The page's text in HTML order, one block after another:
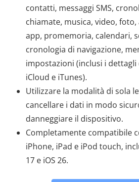
contatti, messaggi SMS,
chiamate, musica, video,
app, promemoria, calendari,
cronologia di navigazione,
impostazioni (inclusi i
iCloud e iTunes).
Utilizzare la modalità di sola
cancellare i dati in modo
danneggiare il dispositivo.
Completamente compatibile
iPhone, iPad e iPod touch,
17 e iOS 26.